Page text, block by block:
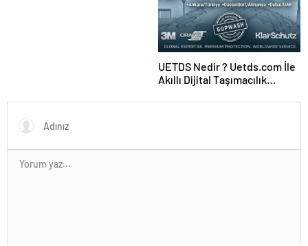
UETDS Nedir ? Uetds.com İle
Akıllı Dijital Taşımacılık